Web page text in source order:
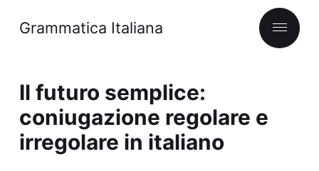
Grammatica Italiana
Il futuro semplice:
coniugazione regolare e
irregolare in italiano